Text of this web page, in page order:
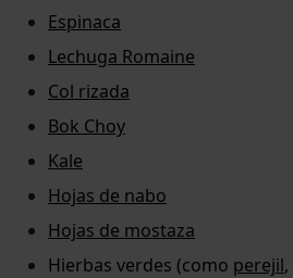
Espinaca
Lechuga Romaine
Col rizada
Bok Choy
Kale
Hojas de nabo
Hojas de mostaza
Hierbas verdes (como perejil,